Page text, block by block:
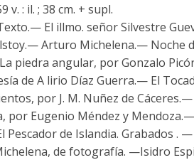
v. : il. ; 38 cm. + supl.
El illmo. señor Silvestre
Arturo Michelena.— Noche
piedra angular, por Gonzalo
de A lirio Díaz Guerra.— El
por J. M. Nuñez de
por Eugenio Méndez y
Pescador de Islandia. Grabados .
de fotografía. —Isidro